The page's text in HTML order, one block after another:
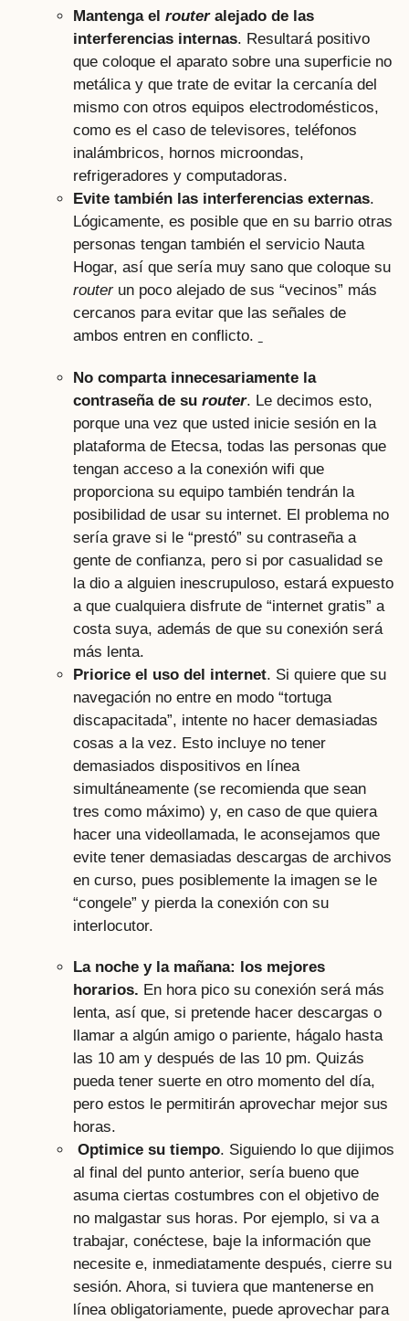
Mantenga el router alejado de las
interferencias internas. Resultará positivo
que coloque el aparato sobre una superficie no
metálica y que trate de evitar la cercanía del
mismo con otros equipos electrodomésticos,
como es el caso de televisores, teléfonos
inalámbricos, hornos microondas,
refrigeradores y computadoras.
Evite también las interferencias externas.
Lógicamente, es posible que en su barrio otras
personas tengan también el servicio Nauta
Hogar, así que sería muy sano que coloque su
routerun poco alejado de sus “vecinos” más
cercanos para evitar que las señales de
ambos entren en conflicto.
No comparta innecesariamente la
contraseña de su router. Le decimos esto,
porque una vez que usted inicie sesión en la
plataforma de Etecsa, todas las personas que
tengan acceso a la conexión wifi que
proporciona su equipo también tendrán la
posibilidad de usar su internet. El problema no
sería grave si le “prestó” su contraseña a
gente de confianza, pero si por casualidad se
la dio a alguien inescrupuloso, estará expuesto
a que cualquiera disfrute de “internet gratis” a
costa suya, además de que su conexión será
más lenta.
Priorice el uso del internet. Si quiere que su
navegación no entre en modo “tortuga
discapacitada”, intente no hacer demasiadas
cosas a la vez. Esto incluye no tener
demasiados dispositivos en línea
simultáneamente (se recomienda que sean
tres como máximo) y, en caso de que quiera
hacer una videollamada, le aconsejamos que
evite tener demasiadas descargas de archivos
en curso, pues posiblemente la imagen se le
“congele” y pierda la conexión con su
interlocutor.
La noche y la mañana: los mejores
horarios. En hora pico su conexión será más
lenta, así que, si pretende hacer descargas o
llamar a algún amigo o pariente, hágalo hasta
las 10 am y después de las 10 pm. Quizás
pueda tener suerte en otro momento del día,
pero estos le permitirán aprovechar mejor sus
horas.
Optimice su tiempo. Siguiendo lo que dijimos
al final del punto anterior, sería bueno que
asuma ciertas costumbres con el objetivo de
no malgastar sus horas. Por ejemplo, si va a
trabajar, conéctese, baje la información que
necesite e, inmediatamente después, cierre su
sesión. Ahora, si tuviera que mantenerse en
línea obligatoriamente, puede aprovechar para